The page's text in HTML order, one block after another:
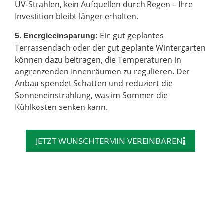
UV-Strahlen, kein Aufquellen durch Regen – Ihre
Investition bleibt länger erhalten.
5. Energieeinsparung: Ein gut geplantes
Terrassendach oder der gut geplante Wintergarten
können dazu beitragen, die Temperaturen in
angrenzenden Innenräumen zu regulieren. Der
Anbau spendet Schatten und reduziert die
Sonneneinstrahlung, was im Sommer die
Kühlkosten senken kann.
JETZT WUNSCHTERMIN VEREINBAREN